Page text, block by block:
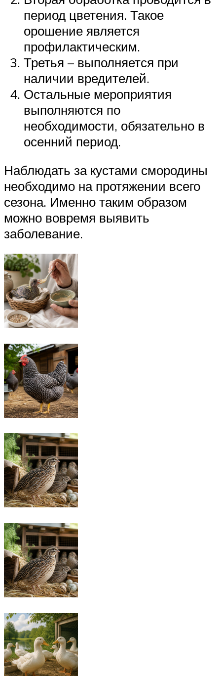
период цветения. Такое
орошение является
профилактическим.
Третья – выполняется при
наличии вредителей.
Остальные мероприятия
выполняются по
необходимости, обязательно в
осенний период.
Наблюдать за кустами смородины
необходимо на протяжении всего
сезона. Именно таким образом
можно вовремя выявить
заболевание.